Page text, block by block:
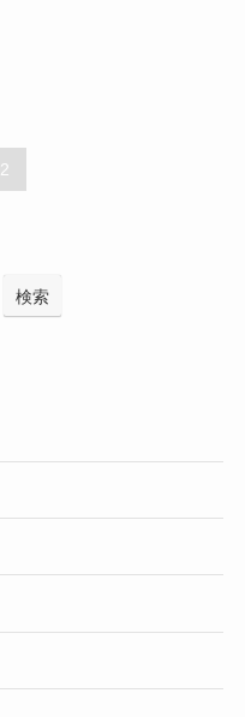
2
検索